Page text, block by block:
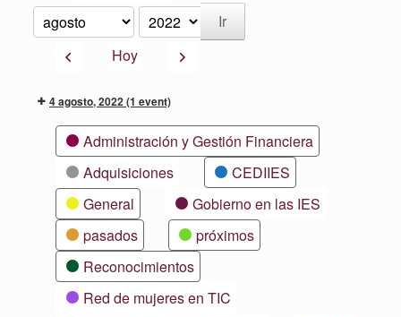
Mes
Año
AnteriorHoy Siguiente
4 agosto, 2022(1 event)
CategoríasAdministración y Gestión Financiera
Adquisiciones
CEDIIES
General
Gobierno en las IES
pasados
próximos
Reconocimientos
Red de mujeres en TIC